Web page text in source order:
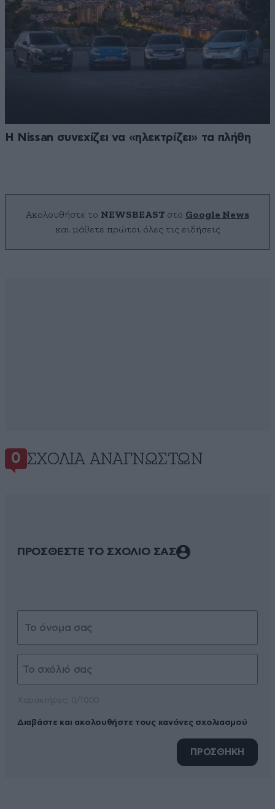
Η Nissan συνεχίζει να «ηλεκτρίζει» τα πλήθη
Ακολουθήστε το NEWSBEAST στο Google News
και μάθετε πρώτοι όλες τις ειδήσεις
0 ΣΧΌΛΙΑ ΑΝΑΓΝΩΣΤΏΝ
ΠΡΟΣΘΕΣΤΕ ΤΟ ΣΧΟΛΙΟ ΣΑΣ
Διαβάστε και ακολουθήστε τους κανόνες σχολιασμού
ΠΡΟΣΘΗΚΗ